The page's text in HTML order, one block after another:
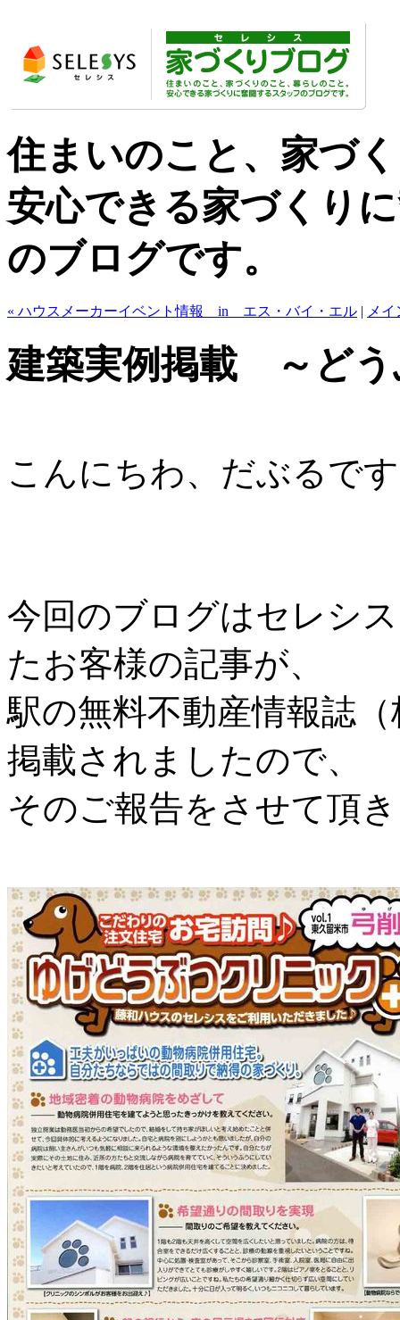
住まいのこと、家づ
安心できる家づくり
のブログです。
« ハウスメーカーイベント情報 in エス・バイ・エル | メイ
建築実例掲載 ～どう
こんにちわ、だぶるで
今回のブログはセレシ
たお客様の記事が、
駅の無料不動産情報誌
掲載されましたので、
そのご報告をさせて頂